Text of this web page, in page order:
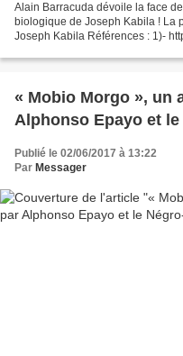
Alain Barracuda dévoile la face
biologique de Joseph Kabila ! La
Joseph Kabila Références : 1)-
rwandais-joseph-kabila.html...
« Mobio Morgo », un
Alphonso Epayo et
Publié le 02/06/2017 à 13:22
Par Messager